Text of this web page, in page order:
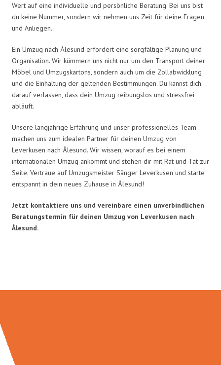
Wert auf eine individuelle und persönliche Beratung. Bei uns bist
du keine Nummer, sondern wir nehmen uns Zeit für deine Fragen
und Anliegen.
Ein Umzug nach Ålesund erfordert eine sorgfältige Planung und
Organisation. Wir kümmern uns nicht nur um den Transport deiner
Möbel und Umzugskartons, sondern auch um die Zollabwicklung
und die Einhaltung der geltenden Bestimmungen. Du kannst dich
darauf verlassen, dass dein Umzug reibungslos und stressfrei
abläuft.
Unsere langjährige Erfahrung und unser professionelles Team
machen uns zum idealen Partner für deinen Umzug von
Leverkusen nach Ålesund. Wir wissen, worauf es bei einem
internationalen Umzug ankommt und stehen dir mit Rat und Tat zur
Seite. Vertraue auf Umzugsmeister Sänger Leverkusen und starte
entspannt in dein neues Zuhause in Ålesund!
Jetzt kontaktiere uns und vereinbare einen unverbindlichen
Beratungstermin für deinen Umzug von Leverkusen nach
Ålesund.